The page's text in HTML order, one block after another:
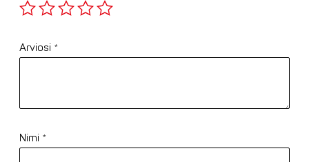
Arviosi *
Nimi *